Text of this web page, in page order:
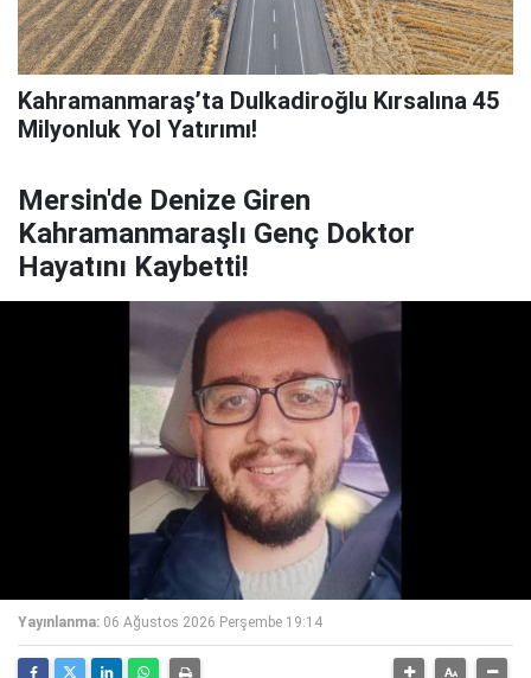
Kahramanmaraş’ta Dulkadiroğlu Kırsalına 45
Milyonluk Yol Yatırımı!
Mersin'de Denize Giren
Kahramanmaraşlı Genç Doktor
Hayatını Kaybetti!
Yayınlanma: 06 Ağustos 2026 Perşembe 19:14